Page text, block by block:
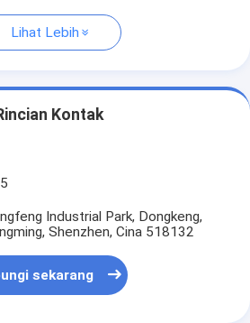
Lihat Lebih
Kontak
Industrial Park, Dongkeng,
Shenzhen, Cina 518132
sekarang